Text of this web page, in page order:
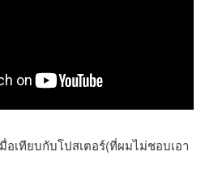
อเทียบกับโปสเตอร์(ที่ผมไม่ชอบเอา